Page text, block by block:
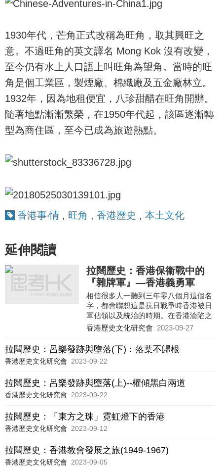
1930年代，芒角正式改稱為旺角，取其興旺之
意。不過旺角的英文譯名 Mong Kok 沒有改變，
至今仍有水上人口語上叫旺角為望角。當時的旺
角是個工業區，製煙廠、棉織廠及五金廠林立。
1932年，因為地租便宜，八珍甜醋在旺角開辦。
隨著地點漸漸繁榮，在1950年代起，該區逐漸轉
型為商住區，至今已成為旅遊熱點。
香港事‧情 , 旺角 , 香港歷史 , 本土文化
延伸閱讀
拉闊歷史：香港保衞戰中的
『雜牌軍』—香港義勇軍
相信很多人一聽到三年零八個月這個名
字，都會聯想這是抗日戰爭時香港被日
軍佔領以及統治的時期。在香港淪陷之
前，其實港英政府曾經作出頑強的抵
香港的計劃，被守軍硬拖至十八天才攻
陷，後世稱為「十八日戰爭」。本文旨
在述說香港義勇軍可歌可泣保家衞國的
民，規模雖小，卻發揮強大作用，甚至
在戰後被港英政府公布御賜「皇家」榮
香港歷史文化研究會 2023-09-27
拉闊歷史：呂樂發跡與墮落(下)：落葉不歸根
香港歷史文化研究會 2023-09-22
拉闊歷史：呂樂發跡與墮落(上)--權傾黑白兩道
香港歷史文化研究會 2023-09-22
拉闊歷史：「東方之珠」霓虹燈下的香港
香港歷史文化研究會 2023-09-12
拉闊歷史：香港教會發展之旅(1949-1967)
香港歷史文化研究會 2023-09-05